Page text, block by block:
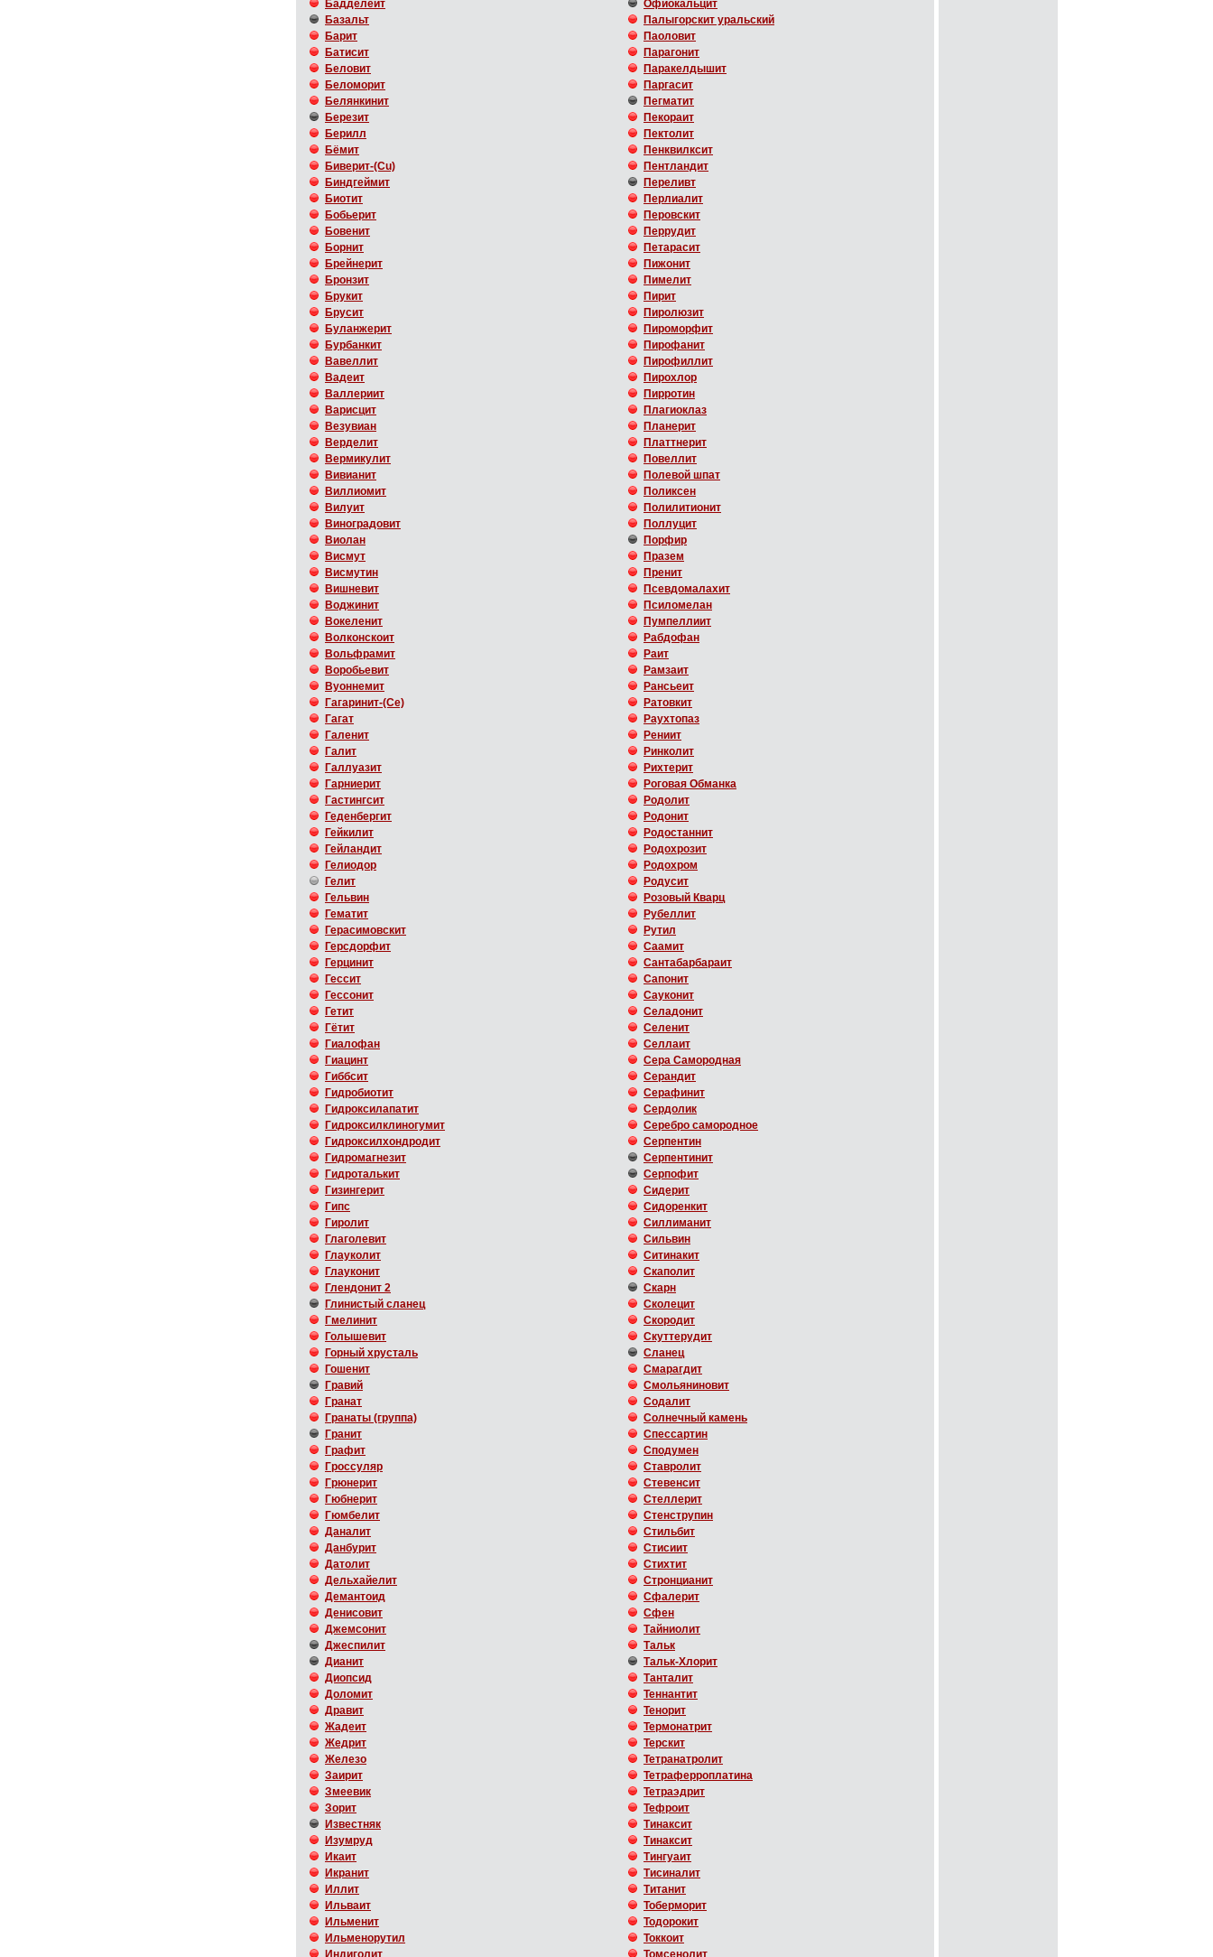
Бадделеит
Базальт
Барит
Батисит
Беловит
Беломорит
Белянкинит
Березит
Берилл
Бёмит
Биверит-(Cu)
Биндгеймит
Биотит
Бобьерит
Бовенит
Борнит
Брейнерит
Бронзит
Брукит
Брусит
Буланжерит
Бурбанкит
Вавеллит
Вадеит
Валлериит
Варисцит
Везувиан
Верделит
Вермикулит
Вивианит
Виллиомит
Вилуит
Виноградовит
Виолан
Висмут
Висмутин
Вишневит
Воджинит
Вокеленит
Волконскоит
Вольфрамит
Воробьевит
Вуоннемит
Гагаринит-(Ce)
Гагат
Галенит
Галит
Галлуазит
Гарниерит
Гастингсит
Геденбергит
Гейкилит
Гейландит
Гелиодор
Гелит
Гельвин
Гематит
Герасимовскит
Герсдорфит
Герцинит
Гессит
Гессонит
Гетит
Гётит
Гиалофан
Гиацинт
Гиббсит
Гидробиотит
Гидроксилапатит
Гидроксилклиногумит
Гидроксилхондродит
Гидромагнезит
Гидроталькит
Гизингерит
Гипс
Гиролит
Глаголевит
Глауколит
Глауконит
Глендонит 2
Глинистый сланец
Гмелинит
Голышевит
Горный хрусталь
Гошенит
Гравий
Гранат
Гранаты (группа)
Гранит
Графит
Гроссуляр
Грюнерит
Гюбнерит
Гюмбелит
Даналит
Данбурит
Датолит
Дельхайелит
Демантоид
Денисовит
Джемсонит
Джеспилит
Дианит
Диопсид
Доломит
Дравит
Жадеит
Жедрит
Железо
Заирит
Змеевик
Зорит
Известняк
Изумруд
Икаит
Икранит
Иллит
Ильваит
Ильменит
Ильменорутил
Индиголит
Офиокальцит
Палыгорскит уральский
Паоловит
Парагонит
Паракелдышит
Паргасит
Пегматит
Пекораит
Пектолит
Пенквилксит
Пентландит
Переливт
Перлиалит
Перовскит
Перрудит
Петарасит
Пижонит
Пимелит
Пирит
Пиролюзит
Пироморфит
Пирофанит
Пирофиллит
Пирохлор
Пирротин
Плагиоклаз
Планерит
Платтнерит
Повеллит
Полевой шпат
Поликсен
Полилитионит
Поллуцит
Порфир
Празем
Пренит
Псевдомалахит
Псиломелан
Пумпеллиит
Рабдофан
Раит
Рамзаит
Рансьеит
Ратовкит
Раухтопаз
Рениит
Ринколит
Рихтерит
Роговая Обманка
Родолит
Родонит
Родостаннит
Родохрозит
Родохром
Родусит
Розовый Кварц
Рубеллит
Рутил
Саамит
Сантабарбараит
Сапонит
Сауконит
Селадонит
Селенит
Селлаит
Сера Самородная
Серандит
Серафинит
Сердолик
Серебро самородное
Серпентин
Серпентинит
Серпофит
Сидерит
Сидоренкит
Силлиманит
Сильвин
Ситинакит
Скаполит
Скарн
Сколецит
Скородит
Скуттерудит
Сланец
Смарагдит
Смольяниновит
Содалит
Солнечный камень
Спессартин
Сподумен
Ставролит
Стевенсит
Стеллерит
Стенструпин
Стильбит
Стисиит
Стихтит
Стронцианит
Сфалерит
Сфен
Тайниолит
Тальк
Тальк-Хлорит
Танталит
Теннантит
Тенорит
Термонатрит
Терскит
Тетранатролит
Тетраферроплатина
Тетраэдрит
Тефроит
Тинаксит
Тинаксит
Тингуаит
Тисиналит
Титанит
Тоберморит
Тодорокит
Токкоит
Томсенолит